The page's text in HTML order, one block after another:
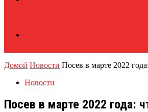
Домой Новости Посев в марте 2022
Новости
Посев в марте 2022 года: